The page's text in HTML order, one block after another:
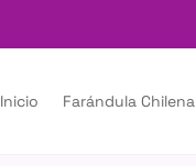
Inicio Farándula Chilena